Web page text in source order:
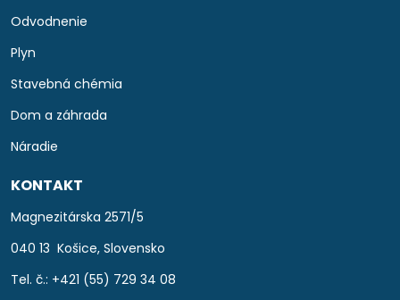
Odvodnenie
Plyn
Stavebná chémia
Dom a záhrada
Náradie
KONTAKT
Magnezitárska 2571/5
040 13 Košice, Slovensko
Tel. č.: +421 (55) 729 34 08